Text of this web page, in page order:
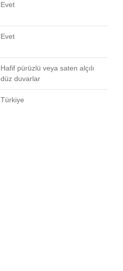
Evet
Evet
Hafif pürüzlü veya saten alçılı
düz duvarlar
Türkiye